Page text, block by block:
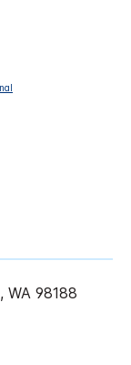
, WA 98188